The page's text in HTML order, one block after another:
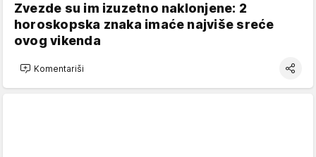
Zvezde su im izuzetno naklonjene: 2
horoskopska znaka imaće najviše sreće
ovog vikenda
Komentariši